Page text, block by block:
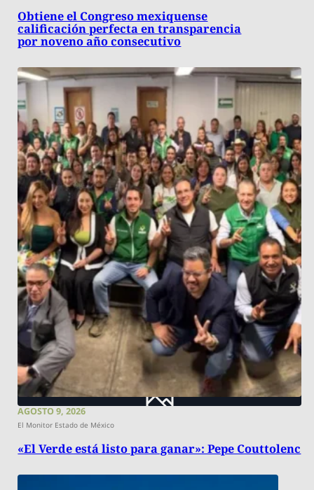
Obtiene el Congreso mexiquense
calificación perfecta en transparencia
por noveno año consecutivo
AGOSTO 9, 2026
El Monitor Estado de México
«El Verde está listo para ganar»: Pepe Couttolenc